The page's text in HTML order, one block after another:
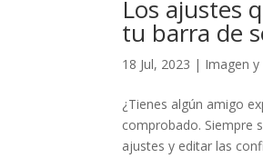
Los ajustes
tu barra de
18 Jul, 2023 | Imagen y
¿Tienes algún amigo
comprobado. Siempre
ajustes y editar las